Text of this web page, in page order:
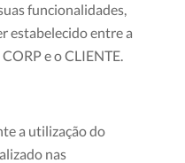
funcionalidades,
estabelecido entre a
e o CLIENTE.
a utilização do
nas